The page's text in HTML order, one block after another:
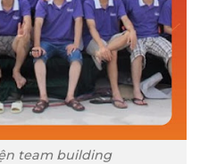
team building